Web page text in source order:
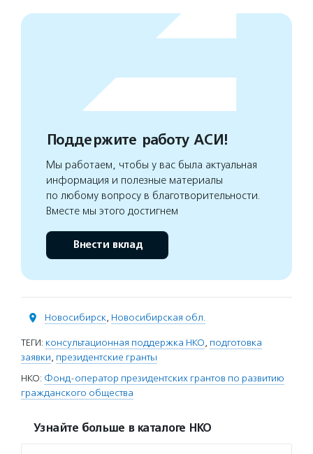
Поддержите работу АСИ!
Мы работаем, чтобы у вас была актуальная
информация и полезные материалы
по любому вопросу в благотворительности.
Вместе мы этого достигнем
Внести вклад
Новосибирск, Новосибирская обл.
ТЕГИ: консультационная поддержка НКО, подготовка
заявки, президентские гранты
НКО: Фонд-оператор президентских грантов по развитию
гражданского общества
Узнайте больше в каталоге НКО